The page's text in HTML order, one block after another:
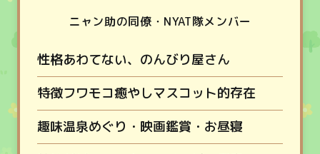
ニャン助の同僚・NYAT隊メンバー
性格あわてない、のんびり屋さん
特徴フワモコ癒やしマスコット的存在
趣味温泉めぐり・映画鑑賞・お昼寝